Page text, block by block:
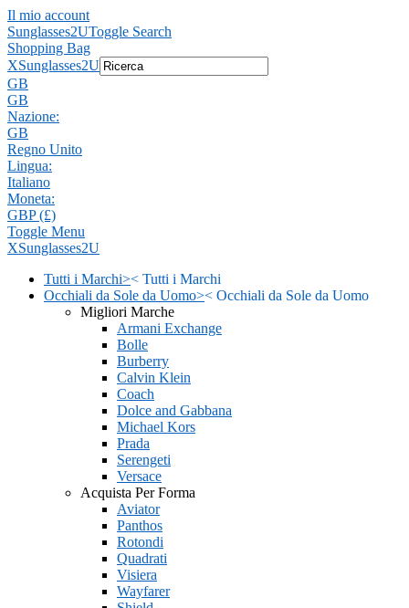
Il mio account
Sunglasses2UToggle Search
Shopping Bag
XSunglasses2U
GB
GB
Nazione:
GB
Regno Unito
Lingua:
Italiano
Moneta:
GBP (£)
Toggle Menu
XSunglasses2U
Tutti i Marchi>< Tutti i Marchi
Occhiali da Sole da Uomo>< Occhiali da Sole da Uomo
Migliori Marche
Armani Exchange
Bolle
Burberry
Calvin Klein
Coach
Dolce and Gabbana
Michael Kors
Prada
Serengeti
Versace
Acquista Per Forma
Aviator
Panthos
Rotondi
Quadrati
Visiera
Wayfarer